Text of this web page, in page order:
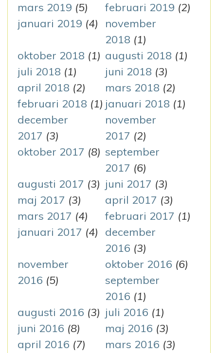
mars 2019 (5) februari 2019 (2)
januari 2019 (4)
november
2018 (1)
oktober 2018 (1) augusti 2018 (1)
juli 2018 (1) juni 2018 (3)
april 2018 (2) mars 2018 (2)
februari 2018 (1) januari 2018 (1)
december
2017 (3)
november
2017 (2)
oktober 2017 (8) september
2017 (6)
augusti 2017 (3) juni 2017 (3)
maj 2017 (3) april 2017 (3)
mars 2017 (4) februari 2017 (1)
januari 2017 (4)
december
2016 (3)
november
2016 (5)
oktober 2016 (6)
september
2016 (1)
augusti 2016 (3) juli 2016 (1)
juni 2016 (8) maj 2016 (3)
april 2016 (7) mars 2016 (3)